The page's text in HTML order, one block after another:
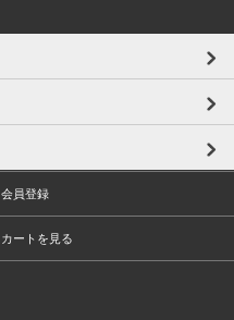
会員登録
カートを見る